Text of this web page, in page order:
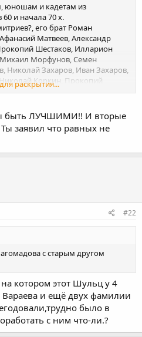
юношам и кадетам из
и начала 70 х.
его брат Роман
Матвеев, Александр
Шестаков, Илларион
Морфунов, Семен
Николай Захаров, Иван Захаров,
Коркин, Прокопий
Пинигин и Рукавишников уже
стали М Аммосов и
чемпионов Адлан Вараев
раскрытия...
быть ЛУЧШИМИ!! И вторые
заявил что равных не
#22
с старым другом
котором этот Шульц у 4
Вараева и ещё двух фамилии
было в
с ним что-ли.?